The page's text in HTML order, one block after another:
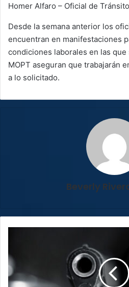
Homer Alfaro – Oficial de Tránsito
Desde la semana anterior los
encuentran en manifestaciones
condiciones laborales en las
MOPT aseguran que trabajarán
a lo solicitado.
Beverly
de
múltiples
disparos
tras